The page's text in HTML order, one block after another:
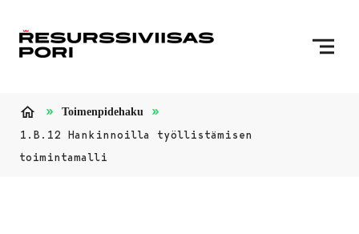
Toimenpidehaku
1.B.12 Hankinnoilla työllistämisen
toimintamalli